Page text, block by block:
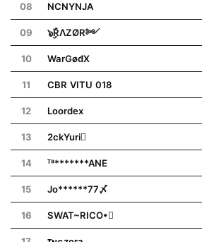
08 NCㅤNYNJA
09 ๖ۣۜRΛZØR༻
10 WarGøđX
11 CBR VITU 018
12 Loordex
13 2ckㅤYuri
14 ᵀᵃ*******ANE
15 Jo******77〆
16 SWAT~RICO•